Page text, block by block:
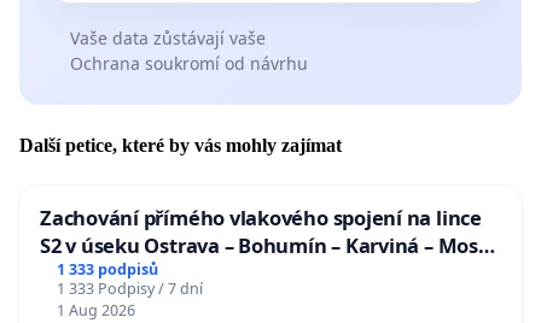
Vaše data zůstávají vaše
Ochrana soukromí od návrhu
Další petice, které by vás mohly zajímat
Zachování přímého vlakového spojení na lince
S2 v úseku Ostrava – Bohumín – Karviná – Mosty
u Jablunkova
1 333 podpisů
1 333 Podpisy / 7 dní
1 Aug 2026